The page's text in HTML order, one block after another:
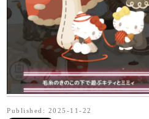
Published: 2025-11-22